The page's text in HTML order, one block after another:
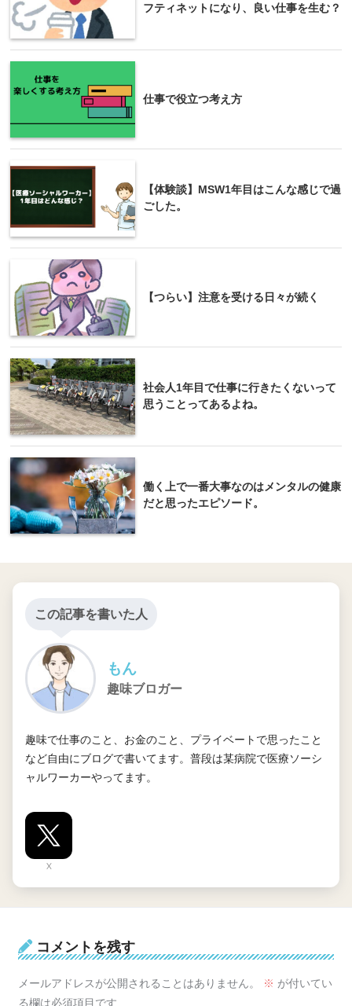
フティネットになり、良い仕事を生む？
仕事で役立つ考え方
【体験談】MSW1年目はこんな感じで過
ごした。
【つらい】注意を受ける日々が続く
社会人1年目で仕事に行きたくないって
思うことってあるよね。
働く上で一番大事なのはメンタルの健康
だと思ったエピソード。
この記事を書いた人
もん
趣味ブロガー
趣味で仕事のこと、お金のこと、プライベートで思ったこと
など自由にブログで書いてます。普段は某病院で医療ソーシ
ャルワーカーやってます。
X
コメントを残す
メールアドレスが公開されることはありません。 ※ が付いてい
る欄は必須項目です